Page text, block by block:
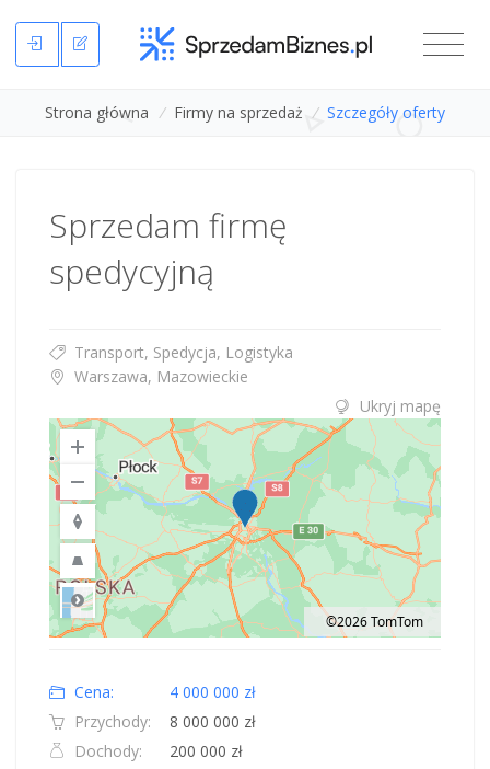
Strona główna / Firmy na sprzedaż / Szczegóły oferty
Sprzedam firmę
spedycyjną
Transport, Spedycja, Logistyka
Warszawa, Mazowieckie
Ukryj mapę
Road
©2026 TomTom
Cena:
4 000 000 zł
Przychody:
8 000 000 zł
Dochody:
200 000 zł